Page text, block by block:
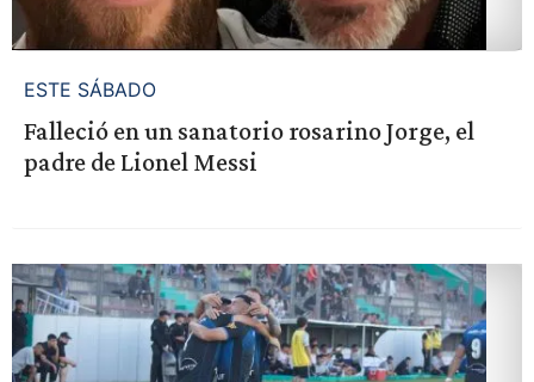
ESTE SÁBADO
Falleció en un sanatorio rosarino Jorge, el
padre de Lionel Messi